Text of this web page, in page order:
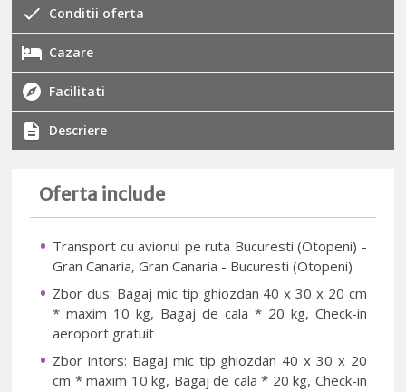
Conditii oferta
Cazare
Facilitati
Descriere
Oferta include
Transport cu avionul pe ruta Bucuresti (Otopeni) -
Gran Canaria, Gran Canaria - Bucuresti (Otopeni)
Zbor dus: Bagaj mic tip ghiozdan 40 x 30 x 20 cm
* maxim 10 kg, Bagaj de cala * 20 kg, Check-in
aeroport gratuit
Zbor intors: Bagaj mic tip ghiozdan 40 x 30 x 20
cm * maxim 10 kg, Bagaj de cala * 20 kg, Check-in